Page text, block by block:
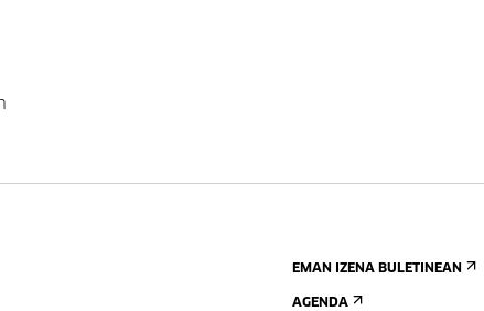
EMAN IZENA BULETINEAN
AGENDA